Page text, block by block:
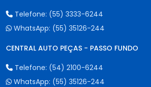
Telefone: (55) 3333-6244
WhatsApp: (55) 35126-244
CENTRAL AUTO PEÇAS - PASSO FUNDO
Telefone: (54) 2100-6244
WhatsApp: (55) 35126-244